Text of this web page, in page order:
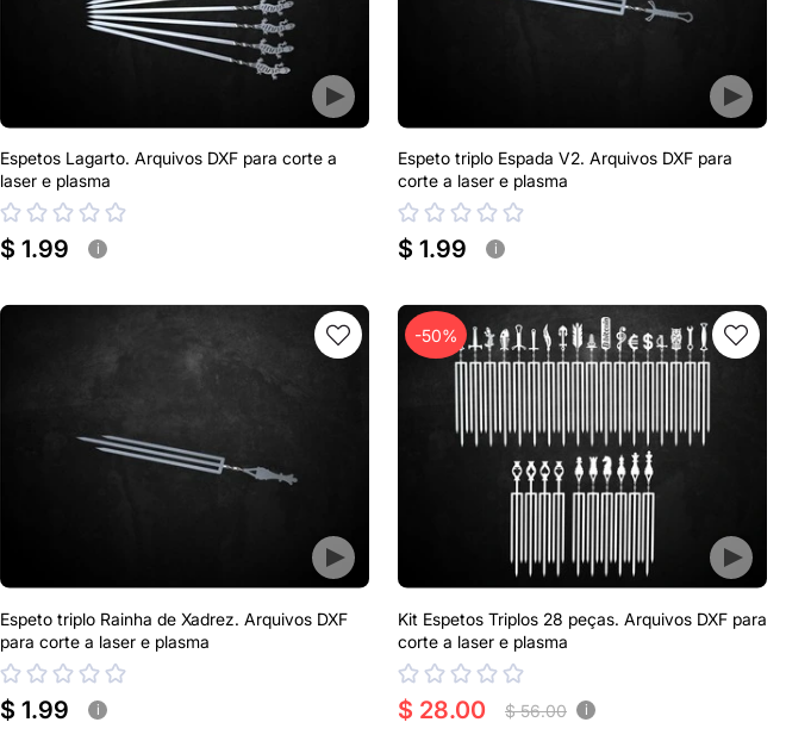
Espetos Lagarto. Arquivos DXF para corte a
laser e plasma
$ 1.99 i
Espeto triplo Espada V2. Arquivos DXF para
corte a laser e plasma
$ 1.99 i
Espeto triplo Rainha de Xadrez. Arquivos DXF
para corte a laser e plasma
$ 1.99 i
-50%
Kit Espetos Triplos 28 peças. Arquivos DXF para
corte a laser e plasma
$ 28.00 $ 56.00 i